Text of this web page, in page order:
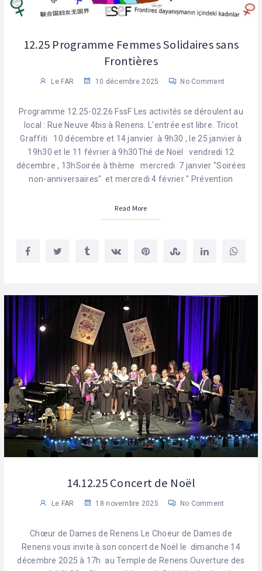
12.25 Programme Femmes Solidaires sans
Frontières
Le FAR 10 décembre 2025 No Comment
Programme 12.25-02.26 FssF Les activités se déroulent au
local : Rue Neuve 4bis à Renens. L'entrée est libre. Tricot
Graffiti 10.décembre et 14 janvier à 9h30 , le 25 janvier à
19h30 et le 11 février à 9h30Thé de Noël vendredi 12
décembre , 13hSoirée à thème mercredi 7 janvier "Soirées
non-anniversaires" et mercredi 4 février " Prévention
Read More
14.12.25 Concert de Noël
Le FAR 18 novembre 2025 No Comment
Chœur de Dames de Renens Le Choeur de Dames de
Renens vous invite à son concert de Noël le dimanche 14
décembre 2025 à 17h au Temple de Renens.Ouverture des